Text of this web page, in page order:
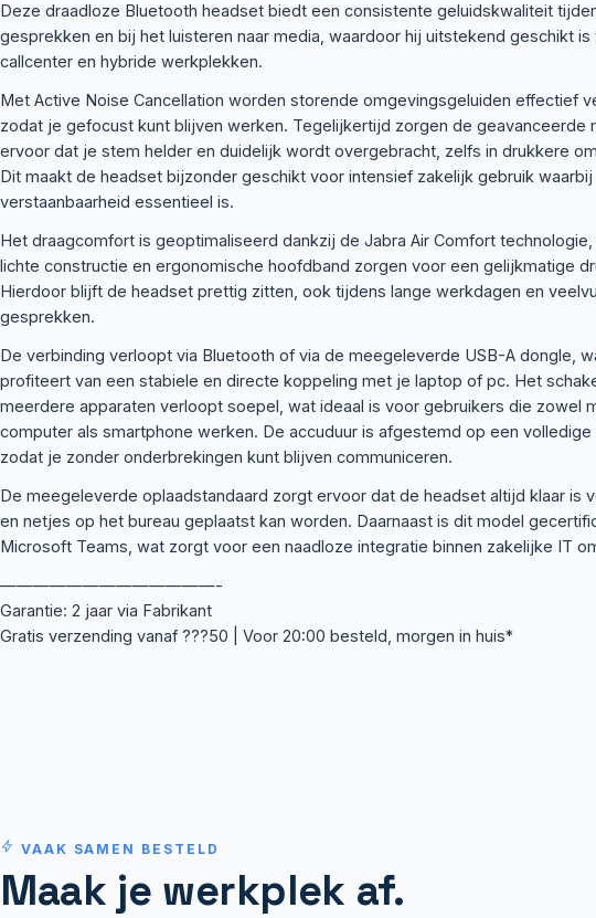
Deze draadloze Bluetooth headset biedt een consistente geluidskwaliteit
gesprekken en bij het luisteren naar media, waardoor hij uitstekend geschikt is
callcenter en hybride werkplekken.
Met Active Noise Cancellation worden storende omgevingsgeluiden effectief
zodat je gefocust kunt blijven werken. Tegelijkertijd zorgen de geavanceerde
ervoor dat je stem helder en duidelijk wordt overgebracht, zelfs in drukkere
Dit maakt de headset bijzonder geschikt voor intensief zakelijk gebruik waarbij
verstaanbaarheid essentieel is.
Het draagcomfort is geoptimaliseerd dankzij de Jabra Air Comfort
lichte constructie en ergonomische hoofdband zorgen voor een gelijkmatige
Hierdoor blijft de headset prettig zitten, ook tijdens lange werkdagen en
gesprekken.
De verbinding verloopt via Bluetooth of via de meegeleverde USB-A dongle,
profiteert van een stabiele en directe koppeling met je laptop of pc. Het
meerdere apparaten verloopt soepel, wat ideaal is voor gebruikers die zowel
computer als smartphone werken. De accuduur is afgestemd op een volledige
zodat je zonder onderbrekingen kunt blijven communiceren.
De meegeleverde oplaadstandaard zorgt ervoor dat de headset altijd klaar is
en netjes op het bureau geplaatst kan worden. Daarnaast is dit model
Microsoft Teams, wat zorgt voor een naadloze integratie binnen zakelijke IT
—————————————-
Garantie: 2 jaar via Fabrikant
Gratis verzending vanaf ???50 | Voor 20:00 besteld, morgen in huis*
VAAK SAMEN BESTELD
Maak je werkplek af.